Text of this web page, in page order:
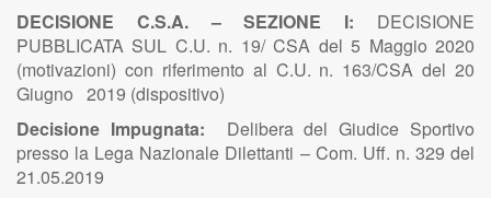
DECISIONE C.S.A. – SEZIONE I: DECISIONE
PUBBLICATA SUL C.U. n. 19/ CSA del 5 Maggio 2020
(motivazioni) con riferimento al C.U. n. 163/CSA del 20
Giugno 2019 (dispositivo)
Decisione Impugnata: Delibera del Giudice Sportivo
presso la Lega Nazionale Dilettanti – Com. Uff. n. 329 del
21.05.2019